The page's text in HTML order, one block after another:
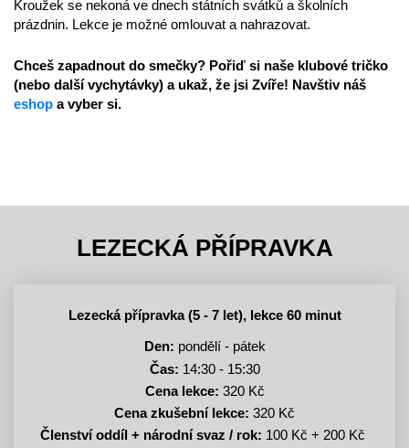
Kroužek se nekoná ve dnech státních svátků a školních
prázdnin. Lekce je možné omlouvat a nahrazovat.
Chceš zapadnout do smečky? Pořiď si naše klubové tričko
(nebo další vychytávky) a ukaž, že jsi Zvíře! Navštiv náš
eshop a vyber si.
LEZECKÁ PŘÍPRAVKA
Lezecká přípravka (5 - 7 let), lekce 60 minut
Den: pondělí - pátek
Čas: 14:30 - 15:30
Cena lekce: 320 Kč
Cena zkušební lekce: 320 Kč
Členství oddíl + národní svaz / rok: 100 Kč + 200 Kč